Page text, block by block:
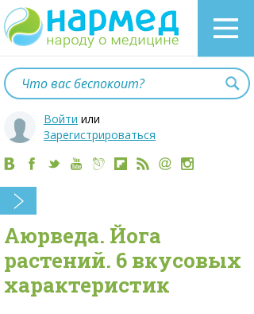
Войти или
Зарегистрироваться
Аюрведа. Йога
растений. 6 вкусовых
характеристик